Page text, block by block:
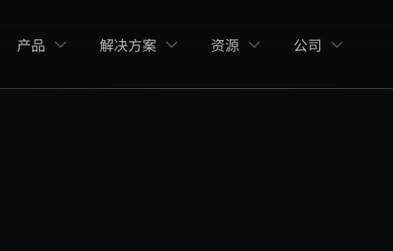
产品 解决方案 资源 公司